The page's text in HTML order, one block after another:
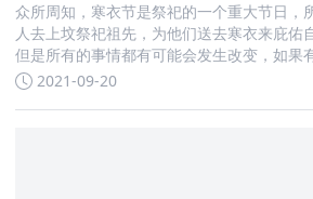
众所周知，寒衣节是祭祀的一个重大节日，
人去上坟祭祀祖先，为他们送去寒衣来庇佑
但是所有的事情都有可能会发生改变，如果
上坟，可以提前去上坟吗
2021-09-20